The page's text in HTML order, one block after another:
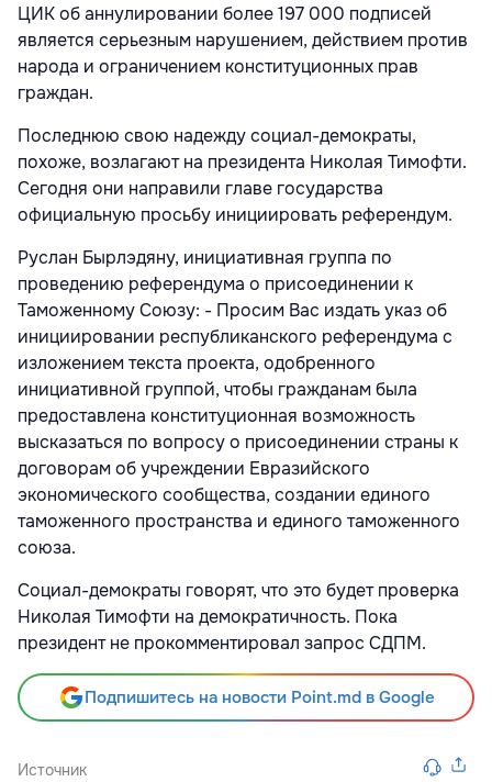
ЦИК об аннулировании более 197 000 подписей
является серьезным нарушением, действием против
народа и ограничением конституционных прав
граждан.
Последнюю свою надежду социал-демократы,
похоже, возлагают на президента Николая Тимофти.
Сегодня они направили главе государства
официальную просьбу инициировать референдум.
Руслан Бырлэдяну, инициативная группа по
проведению референдума о присоединении к
Таможенному Союзу: - Просим Вас издать указ об
инициировании республиканского референдума с
изложением текста проекта, одобренного
инициативной группой, чтобы гражданам была
предоставлена конституционная возможность
высказаться по вопросу о присоединении страны к
договорам об учреждении Евразийского
экономического сообщества, создании единого
таможенного пространства и единого таможенного
союза.
Социал-демократы говорят, что это будет проверка
Николая Тимофти на демократичность. Пока
президент не прокомментировал запрос СДПМ.
Подпишитесь на новости Point.md в Google
Источник